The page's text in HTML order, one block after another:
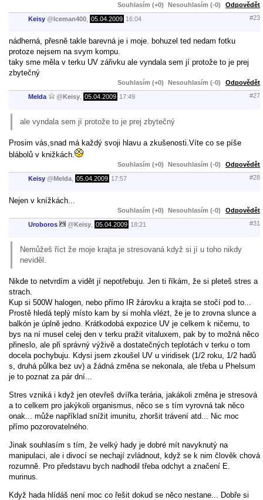
Souhlasím (+0) Nesouhlasím (-0) Odpovědět
Keisy @Iceman400 05.04.2009 16:04 #23
nádherná, přesně takle barevná je i moje. bohuzel ted nedam fotku
protoze nejsem na svym kompu.
taky sme měla v terku UV zářivku ale vyndala sem jí protože to je prej
zbytečný
Souhlasím (+0) Nesouhlasím (-0) Odpovědět
Melda @Keisy 05.04.2009 17:49 #27
ale vyndala sem jí protože to je prej zbytečný
Prosim vás,snad má každý svoji hlavu a zkušenosti.Víte co se píše
blábolů v knižkách.
Souhlasím (+0) Nesouhlasím (-0) Odpovědět
Keisy @Melda 05.04.2009 17:57 #28
Nejen v knížkách...
Souhlasím (+0) Nesouhlasím (-0) Odpovědět
Uroboros @Keisy 05.04.2009 18:21 #31
Nemůžeš říct že moje krajta je stresovaná když si jí u toho nikdy
neviděl.
Nikde to netvrdím a vidět jí nepotřebuju. Jen ti říkám, že si pleteš stres a
strach.
Kup si 500W halogen, nebo přímo IR žárovku a krajta se stočí pod to...
Prostě hledá teplý místo kam by si mohla vlézt, že je to zrovna slunce a
balkón je úplně jedno. Krátkodobá expozice UV je celkem k ničemu, to
bys na ní musel celej den v terku pražit vitaluxem, pak by to možná něco
přineslo, ale při správný výživě a dostatečných teplotách v terku o tom
docela pochybuju. Kdysi jsem zkoušel UV u viridisek (1/2 roku, 1/2 hadů
s, druhá půlka bez uv) a žádná změna se nekonala, ale třeba u Phelsum
je to poznat za pár dní...
Stres vzniká i když jen otevřeš dvířka terária, jakákoli změna je stresová
a to celkem pro jakýkoli organismus, něco se s tím vyrovná tak něco
onak... může například snížit imunitu, zhoršit trávení atd... Nic moc
přímo pozorovatelného.
Jinak souhlasím s tím, že velký hady je dobré mít navyknutý na
manipulaci, ale i divocí se nechají zvládnout, když se k nim člověk chová
rozumně. Pro představu bych nadhodil třeba odchyt a značení E.
murinus.
Když hada hlídáš není moc co řešit dokud se něco nestane... Dobře si